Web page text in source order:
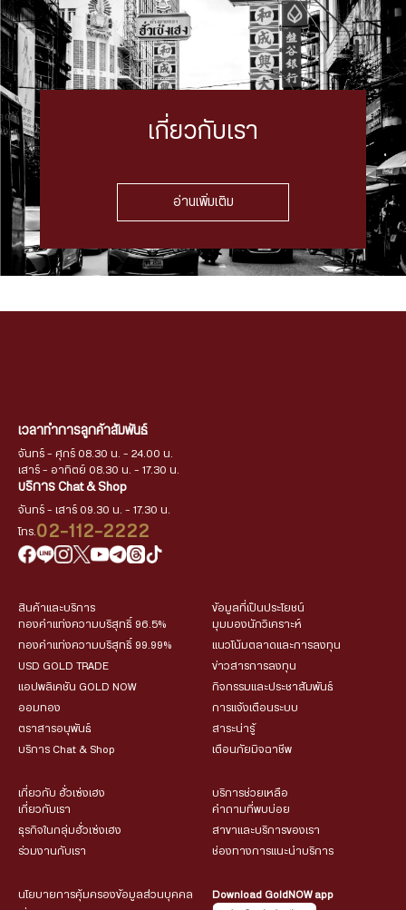
เกี่ยวกับเรา
อ่านเพิ่มเติม
เวลาทำการลูกค้าสัมพันธ์
จันทร์ - ศุกร์ 08.30 น. - 24.00 น.
เสาร์ - อาทิตย์ 08.30 น. - 17.30 น.
บริการ Chat & Shop
จันทร์ - เสาร์ 09.30 น. - 17.30 น.
โทร. 02-112-2222
สินค้าและบริการ
ทองคำแท่งความบริสุทธิ์ 96.5%
ทองคำแท่งความบริสุทธิ์ 99.99%
USD GOLD TRADE
แอปพลิเคชัน GOLD NOW
ออมทอง
ตราสารอนุพันธ์
บริการ Chat & Shop
ข้อมูลที่เป็นประโยชน์
มุมมองนักวิเคราะห์
แนวโน้มตลาดและการลงทุน
ข่าวสารการลงทุน
กิจกรรมและประชาสัมพันธ์
การแจ้งเตือนระบบ
สาระน่ารู้
เตือนภัยมิจฉาชีพ
เกี่ยวกับ ฮั่วเซ่งเฮง
เกี่ยวกับเรา
ธุรกิจในกลุ่มฮั่วเซ่งเฮง
ร่วมงานกับเรา
บริการช่วยเหลือ
คำถามที่พบบ่อย
สาขาและบริการของเรา
ช่องทางการแนะนำบริการ
นโยบายการคุ้มครองข้อมูลส่วนบุคคล Download GoldNOW app